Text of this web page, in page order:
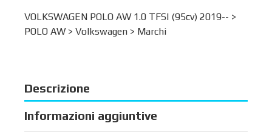
VOLKSWAGEN POLO AW 1.0 TFSI (95cv) 2019-- >
POLO AW> Volkswagen > Marchi
Descrizione
Informazioni aggiuntive